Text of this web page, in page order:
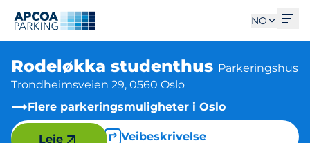
NO
Rodeløkka studenthus Parkeringshus
Trondheimsveien 29, 0560 Oslo
Flere parkeringsmuligheter i Oslo
Veibeskrivelse
Leie